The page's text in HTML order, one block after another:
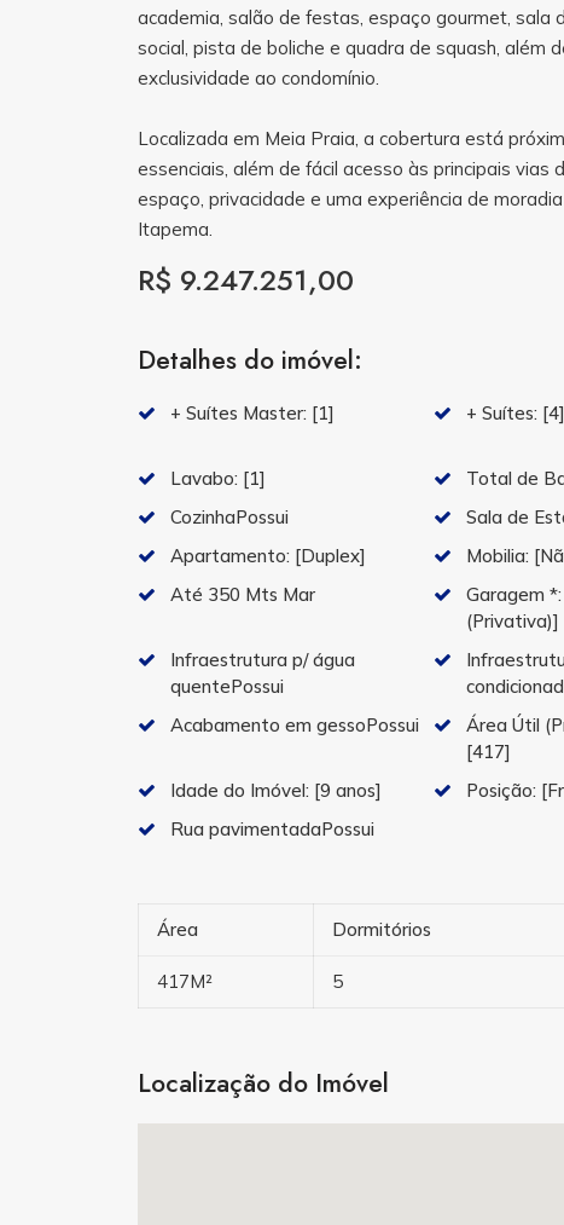
academia, salão de festas, espaço gourmet, sala
social, pista de boliche e quadra de squash, além
exclusividade ao condomínio.
Localizada em Meia Praia, a cobertura está
essenciais, além de fácil acesso às principais
espaço, privacidade e uma experiência de
Itapema.
R$ 9.247.251,00
Detalhes do imóvel:
+ Suítes Master: [1] + Suítes: [4]
Lavabo: [1] Total de
CozinhaPossui
Sala de
Apartamento: [Duplex] Mobilia:
Até 350 Mts Mar
Garagem *:
(Privativa)]
Infraestrutura p/ água
quentePossui
Acabamento em gessoPossui
Área Útil
[417]
Idade do Imóvel: [9 anos] Posição:
Rua pavimentadaPossui
Área Dormitórios
417M² 5
Localização do Imóvel